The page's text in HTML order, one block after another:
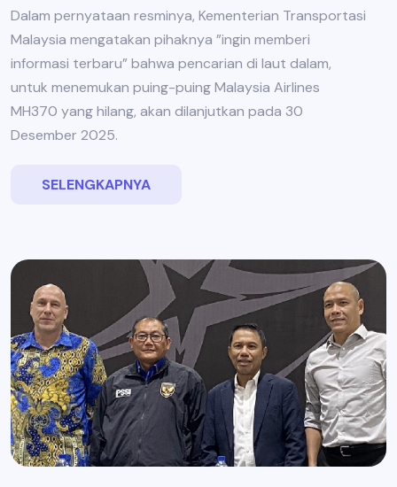
Dalam pernyataan resminya, Kementerian Transportasi
Malaysia mengatakan pihaknya ”ingin memberi
informasi terbaru” bahwa pencarian di laut dalam,
untuk menemukan puing-puing Malaysia Airlines
MH370 yang hilang, akan dilanjutkan pada 30
Desember 2025.
SELENGKAPNYA